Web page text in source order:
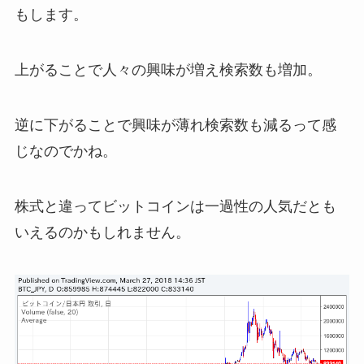
もします。
上がることで人々の興味が増え検索数も増加。
逆に下がることで興味が薄れ検索数も減るって感
じなのでかね。
株式と違ってビットコインは一過性の人気だとも
いえるのかもしれません。